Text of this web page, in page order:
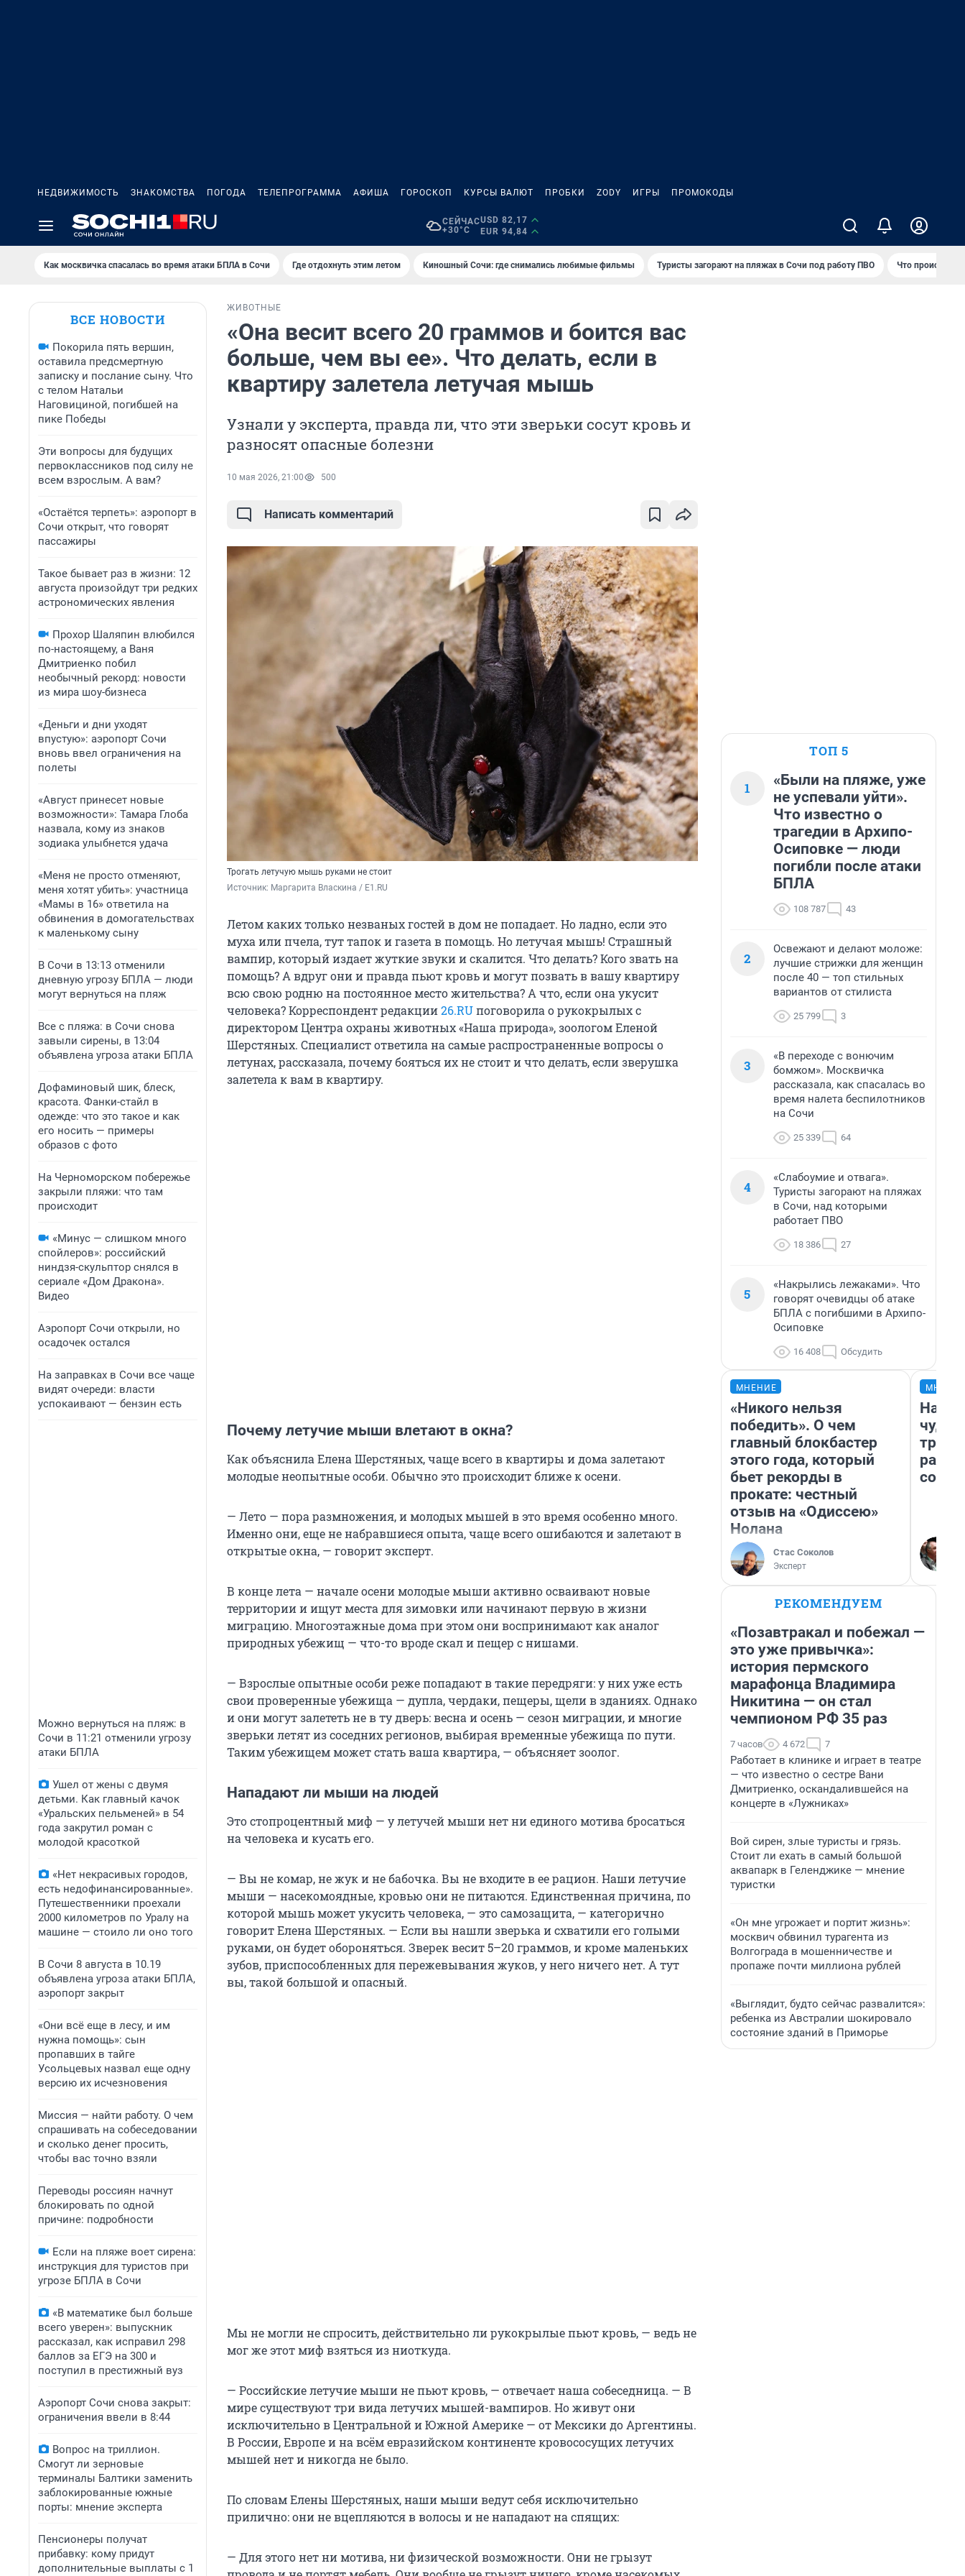
НЕДВИЖИМОСТЬ ЗНАКОМСТВА ПОГОДА ТЕЛЕПРОГРАММА АФИША ГОРОСКОП КУРСЫ ВАЛЮТ ПРОБКИ ZODY ИГРЫ ПРОМОКОДЫ
СЕЙЧАС
+30°C
USD 82,17
EUR 94,84
Как москвичка спасалась во время атаки БПЛА в Сочи Где отдохнуть этим летом Киношный Сочи: где снимались любимые фильмы Туристы загорают на пляжах в Сочи под работу ПВО Что происходит
ВСЕ НОВОСТИ
Покорила пять вершин,
оставила предсмертную
записку и послание сыну. Что
с телом Натальи
Наговициной, погибшей на
пике Победы
Эти вопросы для будущих
первоклассников под силу не
всем взрослым. А вам?
«Остаётся терпеть»: аэропорт в
Сочи открыт, что говорят
пассажиры
Такое бывает раз в жизни: 12
августа произойдут три редких
астрономических явления
Прохор Шаляпин влюбился
по-настоящему, а Ваня
Дмитриенко побил
необычный рекорд: новости
из мира шоу-бизнеса
«Деньги и дни уходят
впустую»: аэропорт Сочи
вновь ввел ограничения на
полеты
«Август принесет новые
возможности»: Тамара Глоба
назвала, кому из знаков
зодиака улыбнется удача
«Меня не просто отменяют,
меня хотят убить»: участница
«Мамы в 16» ответила на
обвинения в домогательствах
к маленькому сыну
В Сочи в 13:13 отменили
дневную угрозу БПЛА — люди
могут вернуться на пляж
Все с пляжа: в Сочи снова
завыли сирены, в 13:04
объявлена угроза атаки БПЛА
Дофаминовый шик, блеск,
красота. Фанки-стайл в
одежде: что это такое и как
его носить — примеры
образов с фото
На Черноморском побережье
закрыли пляжи: что там
происходит
«Минус — слишком много
спойлеров»: российский
ниндзя-скульптор снялся в
сериале «Дом Дракона».
Видео
Аэропорт Сочи открыли, но
осадочек остался
На заправках в Сочи все чаще
видят очереди: власти
успокаивают — бензин есть
Можно вернуться на пляж: в
Сочи в 11:21 отменили угрозу
атаки БПЛА
Ушел от жены с двумя
детьми. Как главный качок
«Уральских пельменей» в 54
года закрутил роман с
молодой красоткой
«Нет некрасивых городов,
есть недофинансированные».
Путешественники проехали
2000 километров по Уралу на
машине — стоило ли оно того
В Сочи 8 августа в 10.19
объявлена угроза атаки БПЛА,
аэропорт закрыт
«Они всё еще в лесу, и им
нужна помощь»: сын
пропавших в тайге
Усольцевых назвал еще одну
версию их исчезновения
Миссия — найти работу. О чем
спрашивать на собеседовании
и сколько денег просить,
чтобы вас точно взяли
Переводы россиян начнут
блокировать по одной
причине: подробности
Если на пляже воет сирена:
инструкция для туристов при
угрозе БПЛА в Сочи
«В математике был больше
всего уверен»: выпускник
рассказал, как исправил 298
баллов за ЕГЭ на 300 и
поступил в престижный вуз
Аэропорт Сочи снова закрыт:
ограничения ввели в 8:44
Вопрос на триллион.
Смогут ли зерновые
терминалы Балтики заменить
заблокированные южные
порты: мнение эксперта
Пенсионеры получат
прибавку: кому придут
дополнительные выплаты с 1
ЖИВОТНЫЕ
«Она весит всего 20 граммов и боится вас
больше, чем вы ее». Что делать, если в
квартиру залетела летучая мышь
Узнали у эксперта, правда ли, что эти зверьки сосут кровь и
разносят опасные болезни
10 мая 2026, 21:00 500
Написать комментарий
Трогать летучую мышь руками не стоит
Источник: Маргарита Власкина / E1.RU
Летом каких только незваных гостей в дом не попадает. Но ладно, если это
муха или пчела, тут тапок и газета в помощь. Но летучая мышь! Страшный
вампир, который издает жуткие звуки и скалится. Что делать? Кого звать на
помощь? А вдруг они и правда пьют кровь и могут позвать в вашу квартиру
всю свою родню на постоянное место жительства? А что, если она укусит
человека? Корреспондент редакции26.RUпоговорила о рукокрылых с
директором Центра охраны животных «Наша природа», зоологом Еленой
Шерстяных. Специалист ответила на самые распространенные вопросы о
летунах, рассказала, почему бояться их не стоит и что делать, если зверушка
залетела к вам в квартиру.
Почему летучие мыши влетают в окна?
Как объяснила Елена Шерстяных, чаще всего в квартиры и дома залетают
молодые неопытные особи. Обычно это происходит ближе к осени.
— Лето — пора размножения, и молодых мышей в это время особенно много.
Именно они, еще не набравшиеся опыта, чаще всего ошибаются и залетают в
открытые окна, — говорит эксперт.
В конце лета — начале осени молодые мыши активно осваивают новые
территории и ищут места для зимовки или начинают первую в жизни
миграцию. Многоэтажные дома при этом они воспринимают как аналог
природных убежищ — что-то вроде скал и пещер с нишами.
— Взрослые опытные особи реже попадают в такие передряги: у них уже есть
свои проверенные убежища — дупла, чердаки, пещеры, щели в зданиях. Однако
и они могут залететь не в ту дверь: весна и осень — сезон миграции, и многие
зверьки летят из соседних регионов, выбирая временные убежища по пути.
Таким убежищем может стать ваша квартира, — объясняет зоолог.
Нападают ли мыши на людей
Это стопроцентный миф — у летучей мыши нет ни единого мотива бросаться
на человека и кусать его.
— Вы не комар, не жук и не бабочка. Вы не входите в ее рацион. Наши летучие
мыши — насекомоядные, кровью они не питаются. Единственная причина, по
которой мышь может укусить человека, — это самозащита, — категорично
говорит Елена Шерстяных. — Если вы нашли зверька и схватили его голыми
руками, он будет обороняться. Зверек весит 5–20 граммов, и кроме маленьких
зубов, приспособленных для пережевывания жуков, у него ничего нет. А тут
вы, такой большой и опасный.
Мы не могли не спросить, действительно ли рукокрылые пьют кровь, — ведь не
мог же этот миф взяться из ниоткуда.
— Российские летучие мыши не пьют кровь, — отвечает наша собеседница. — В
мире существуют три вида летучих мышей-вампиров. Но живут они
исключительно в Центральной и Южной Америке — от Мексики до Аргентины.
В России, Европе и на всём евразийском континенте кровососущих летучих
мышей нет и никогда не было.
По словам Елены Шерстяных, наши мыши ведут себя исключительно
прилично: они не вцепляются в волосы и не нападают на спящих:
— Для этого нет ни мотива, ни физической возможности. Они не грызут
ТОП 5
1
«Были на пляже, уже
не успевали уйти».
Что известно о
трагедии в Архипо-
Осиповке — люди
погибли после атаки
БПЛА
108 787 43
2
Освежают и делают моложе:
лучшие стрижки для женщин
после 40 — топ стильных
вариантов от стилиста
25 799 3
3
«В переходе с вонючим
бомжом». Москвичка
рассказала, как спасалась во
время налета беспилотников
на Сочи
25 339 64
4
«Слабоумие и отвага».
Туристы загорают на пляжах
в Сочи, над которыми
работает ПВО
18 386 27
5
«Накрылись лежаками». Что
говорят очевидцы об атаке
БПЛА с погибшими в Архипо-
Осиповке
16 408 Обсудить
МНЕНИЕ
«Никого нельзя
победить». О чем
главный блокбастер
этого года, который
бьет рекорды в
прокате: честный
отзыв на «Одиссею»
Нолана
Стас Соколов
Эксперт
РЕКОМЕНДУЕМ
«Позавтракал и побежал —
это уже привычка»:
история пермского
марафонца Владимира
Никитина — он стал
чемпионом РФ 35 раз
7 часов 4 672 7
Работает в клинике и играет в театре
— что известно о сестре Вани
Дмитриенко, оскандалившейся на
концерте в «Лужниках»
Вой сирен, злые туристы и грязь.
Стоит ли ехать в самый большой
аквапарк в Геленджике — мнение
туристки
«Он мне угрожает и портит жизнь»:
москвич обвинил турагента из
Волгограда в мошенничестве и
пропаже почти миллиона рублей
«Выглядит, будто сейчас развалится»:
ребенка из Австралии шокировало
состояние зданий в Приморье